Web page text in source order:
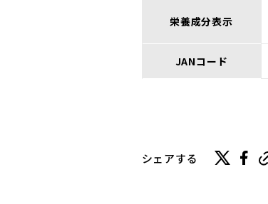
栄養成分表示
JANコード
シェアする